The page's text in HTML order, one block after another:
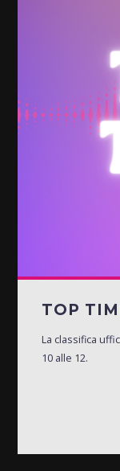
TOP
La classifica
10 alle 12.